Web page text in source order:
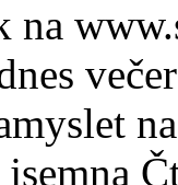
na
jsemna